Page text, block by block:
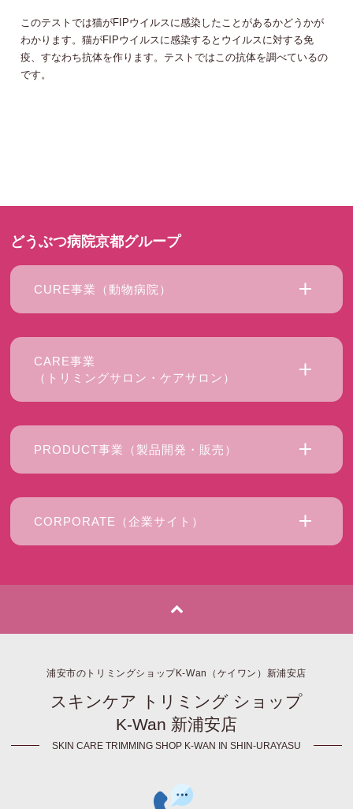
このテストでは猫がFIPウイルスに感染したことがあるかどうかが
わかります。猫がFIPウイルスに感染するとウイルスに対する免
疫、すなわち抗体を作ります。テストではこの抗体を調べているの
です。
どうぶつ病院京都グループ
CURE事業（動物病院）
CARE事業
（トリミングサロン・ケアサロン）
PRODUCT事業（製品開発・販売）
CORPORATE（企業サイト）
浦安市のトリミングショップK-Wan（ケイワン）新浦安店
スキンケア トリミング ショップ
K-Wan 新浦安店
SKIN CARE TRIMMING SHOP K-WAN IN SHIN-URAYASU